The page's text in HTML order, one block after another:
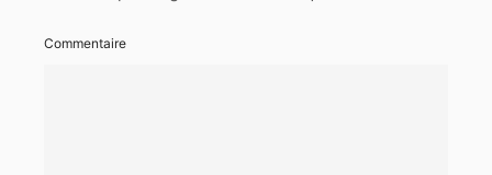
Commentaire